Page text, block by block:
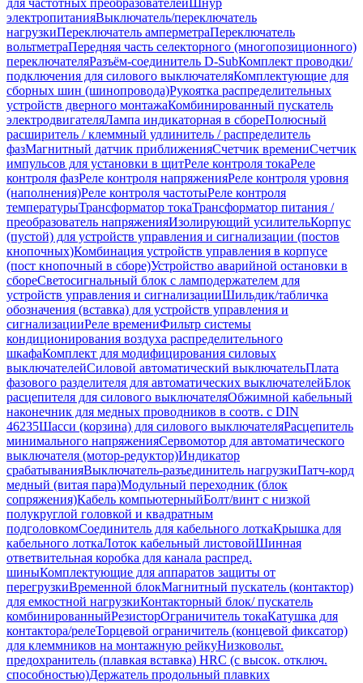
для частотных преобразователейШнур
электропитанияВыключатель/переключатель
нагрузкиПереключатель амперметраПереключатель
вольтметраПередняя часть селекторного (многопозиционного)
переключателяРазъём-соединитель D-SubКомплект проводки/
подключения для силового выключателяКомплектующие для
сборных шин (шинопровода)Рукоятка распределительных
устройств дверного монтажаКомбинированный пускатель
электродвигателяЛампа индикаторная в сбореПолюсный
расширитель / клеммный удлинитель / распределитель
фазМагнитный датчик приближенияСчетчик времениСчетчик
импульсов для установки в щитРеле контроля токаРеле
контроля фазРеле контроля напряженияРеле контроля уровня
(наполнения)Реле контроля частотыРеле контроля
температурыТрансформатор токаТрансформатор питания /
преобразователь напряженияИзолирующий усилительКорпус
(пустой) для устройств управления и сигнализации (постов
кнопочных)Комбинация устройств управления в корпусе
(пост кнопочный в сборе)Устройство аварийной остановки в
сбореСветосигнальный блок с ламподержателем для
устройств управления и сигнализацииШильдик/табличка
обозначения (вставка) для устройств управления и
сигнализацииРеле времениФильтр системы
кондиционирования воздуха распределительного
шкафаКомплект для модифицирования силовых
выключателейСиловой автоматический выключательПлата
фазового разделителя для автоматических выключателейБлок
расцепителя для силового выключателяОбжимной кабельный
наконечник для медных проводников в соотв. с DIN
46235Шасси (корзина) для силового выключателяРасцепитель
минимального напряженияСервомотор для автоматического
выключателя (мотор-редуктор)Индикатор
срабатыванияВыключатель-разъединитель нагрузкиПатч-корд
медный (витая пара)Модульный переходник (блок
сопряжения)Кабель компьютерныйБолт/винт с низкой
полукруглой головкой и квадратным
подголовкомСоединитель для кабельного лоткаКрышка для
кабельного лоткаЛоток кабельный листовойШинная
ответвительная коробка для канала распред.
шиныКомплектующие для аппаратов защиты от
перегрузкиВременной блокМагнитный пускатель (контактор)
для емкостной нагрузкиКонтакторный блок/ пускатель
комбинированныйРезисторОграничитель токаКатушка для
контактора/релеТорцевой ограничитель (концевой фиксатор)
для клеммников на монтажную рейкуНизковольт.
предохранитель (плавкая вставка) HRC (с высок. отключ.
способностью)Держатель продольный плавких